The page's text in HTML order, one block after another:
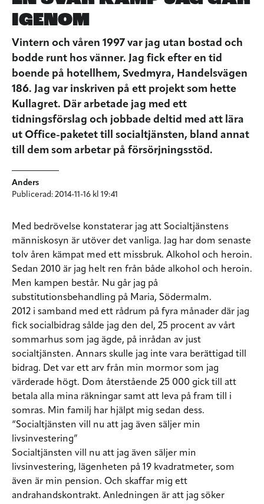
IGENOM
Vintern och våren 1997 var jag utan bostad och
bodde runt hos vänner. Jag fick efter en tid
boende på hotellhem, Svedmyra, Handelsvägen
186. Jag var inskriven på ett projekt som hette
Kullagret. Där arbetade jag med ett
tidningsförslag och jobbade deltid med att lära
ut Office-paketet till socialtjänsten, bland annat
till dem som arbetar på försörjningsstöd.
Anders
Publicerad: 2014-11-16 kl 19:41
Med bedrövelse konstaterar jag att Socialtjänstens
människosyn är utöver det vanliga. Jag har dom senaste
tolv åren kämpat med ett missbruk. Alkohol och heroin.
Sedan 2010 är jag helt ren från både alkohol och heroin.
Men kampen består. Nu går jag på
substitutionsbehandling på Maria, Södermalm.
2012 i samband med ett rådrum på fyra månader där jag
fick socialbidrag sålde jag den del, 25 procent av vårt
sommarhus som jag ägde, på inrådan av just
socialtjänsten. Annars skulle jag inte vara berättigad till
bidrag. Det var ett arv från min mormor som jag
värderade högt. Dom återstående 25 000 gick till att
betala alla mina räkningar samt att leva på fram till i
somras. Min familj har hjälpt mig sedan dess.
“Socialtjänsten vill nu att jag även säljer min
livsinvestering”
Socialtjänsten vill nu att jag även säljer min
livsinvestering, lägenheten på 19 kvadratmeter, som
även är min pension. Och skaffar mig ett
andrahandskontrakt. Anledningen är att jag söker